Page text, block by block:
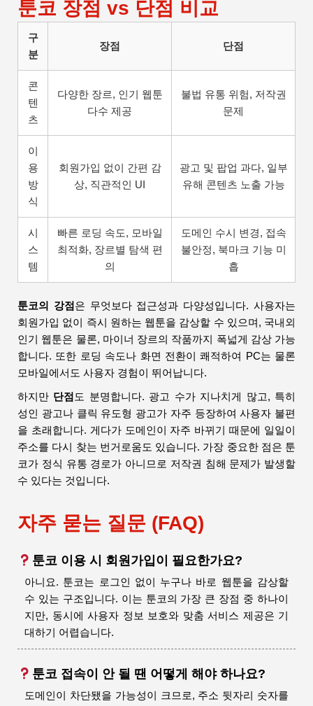
툰코 장점 vs 단점 비교
구
분
장점 단점
콘
텐
츠
다양한 장르, 인기 웹툰
다수 제공
불법 유통 위험, 저작권
문제
이
용
방
식
회원가입 없이 간편 감
상, 직관적인 UI
광고 및 팝업 과다, 일부
유해 콘텐츠 노출 가능
시
스
템
빠른 로딩 속도, 모바일
최적화, 장르별 탐색 편
의
도메인 수시 변경, 접속
불안정, 북마크 기능 미
흡
툰코의 강점은 무엇보다 접근성과 다양성입니다. 사용자는
회원가입 없이 즉시 원하는 웹툰을 감상할 수 있으며, 국내외
인기 웹툰은 물론, 마이너 장르의 작품까지 폭넓게 감상 가능
합니다. 또한 로딩 속도나 화면 전환이 쾌적하여 PC는 물론
모바일에서도 사용자 경험이 뛰어납니다.
하지만 단점도 분명합니다. 광고 수가 지나치게 많고, 특히
성인 광고나 클릭 유도형 광고가 자주 등장하여 사용자 불편
을 초래합니다. 게다가 도메인이 자주 바뀌기 때문에 일일이
주소를 다시 찾는 번거로움도 있습니다. 가장 중요한 점은 툰
코가 정식 유통 경로가 아니므로 저작권 침해 문제가 발생할
수 있다는 것입니다.
자주 묻는 질문 (FAQ)
툰코 이용 시 회원가입이 필요한가요?
아니요. 툰코는 로그인 없이 누구나 바로 웹툰을 감상할
수 있는 구조입니다. 이는 툰코의 가장 큰 장점 중 하나이
지만, 동시에 사용자 정보 보호와 맞춤 서비스 제공은 기
대하기 어렵습니다.
툰코 접속이 안 될 땐 어떻게 해야 하나요?
도메인이 차단됐을 가능성이 크므로, 주소 뒷자리 숫자를